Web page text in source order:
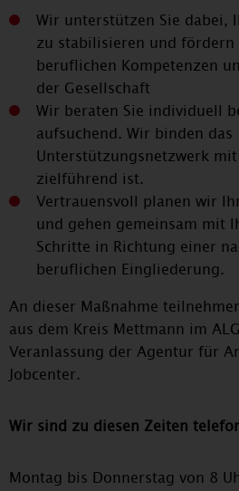
Wir unterstützen Sie dabei,
zu stabilisieren und
beruflichen Kompetenzen
der Gesellschaft
Wir beraten Sie individuell
aufsuchend. Wir binden das
Unterstützungsnetzwerk
zielführend ist.
Vertrauensvoll planen wir
und gehen gemeinsam mit
Schritte in Richtung einer
beruflichen Eingliederung.
An dieser Maßnahme
aus dem Kreis Mettmann im
Veranlassung der Agentur für
Jobcenter.
Wir sind zu diesen Zeiten
Montag bis Donnerstag von 8